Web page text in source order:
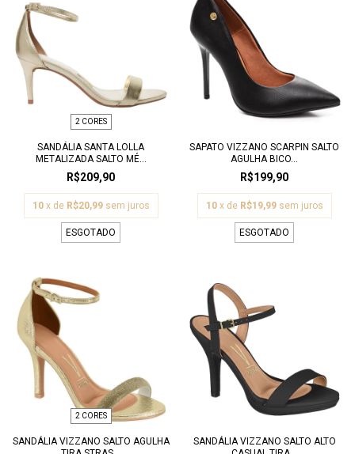
2 CORES
SANDÁLIA SANTA LOLLA
METALIZADA SALTO MÉ...
R$209,90
10 x de R$20,99 sem juros
ESGOTADO
SAPATO VIZZANO SCARPIN SALTO
AGULHA BICO...
R$199,90
10 x de R$19,99 sem juros
ESGOTADO
2 CORES
SANDÁLIA VIZZANO SALTO AGULHA
SANDÁLIA VIZZANO SALTO ALTO